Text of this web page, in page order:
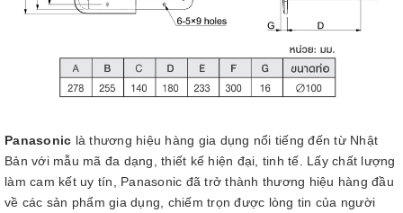
Panasonic là thương hiệu hàng gia dụng nổi tiếng đến từ Nhật
Bản với mẫu mã đa dạng, thiết kế hiện đại, tinh tế. Lấy chất lượng
làm cam kết uy tín, Panasonic đã trở thành thương hiệu hàng đầu
về các sản phẩm gia dụng, chiếm trọn được lòng tin của người